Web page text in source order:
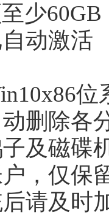
60GB
动激活
位
删除各
及磁碟
，仅保
后请及时